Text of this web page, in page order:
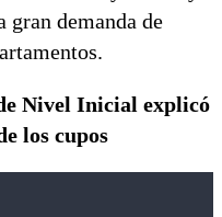
demanda de
Nivel Inicial explicó
los cupos